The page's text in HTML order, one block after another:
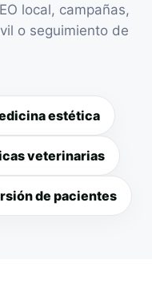
local, campañas,
o seguimiento de
estética
veterinarias
de pacientes